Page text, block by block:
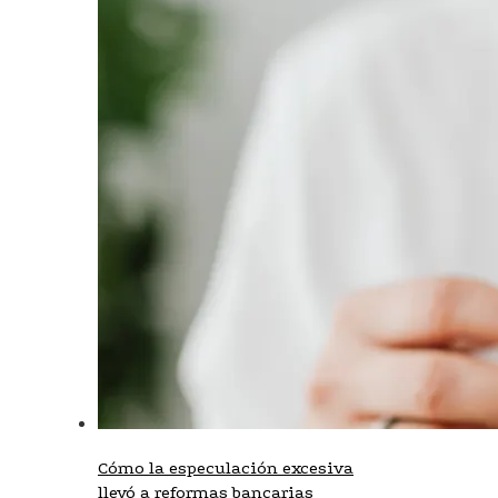
Cómo la especulación excesiva
llevó a reformas bancarias